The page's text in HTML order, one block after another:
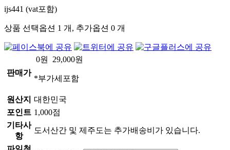
ijs441 (vat포함)
상품 선택옵션 1 개, 추가옵션 0 개
판매가
0원 29,000원
*부가세포함
원산지 대한민국
포인트 1,000점
기타사
항
도서산간 및 제주도는 추가배송비가 있습니다.